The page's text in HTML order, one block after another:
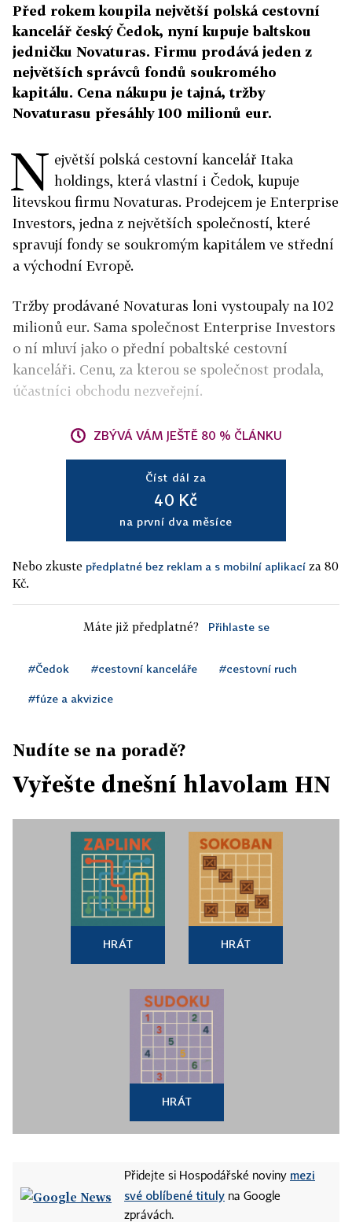
Před rokem koupila největší polská cestovní
kancelář český Čedok, nyní kupuje baltskou
jedničku Novaturas. Firmu prodává jeden z
největších správců fondů soukromého
kapitálu. Cena nákupu je tajná, tržby
Novaturasu přesáhly 100 milionů eur.
N ejvětší polská cestovní kancelář Itaka
holdings, která vlastní i Čedok, kupuje
litevskou firmu Novaturas. Prodejcem je Enterprise
Investors, jedna z největších společností, které
spravují fondy se soukromým kapitálem ve střední
a východní Evropě.
Tržby prodávané Novaturas loni vystoupaly na 102
milionů eur. Sama společnost Enterprise Investors
o ní mluví jako o přední pobaltské cestovní
kanceláři. Cenu, za kterou se společnost prodala,
účastníci obchodu nezveřejní.
ZBÝVÁ VÁM JEŠTĚ 80 % ČLÁNKU
Číst dál za
40 Kč
na první dva měsíce
Nebo zkuste předplatné bez reklam a s mobilní aplikací za 80
Kč.
Máte již předplatné? Přihlaste se
#Čedok #cestovní kanceláře #cestovní ruch
#fúze a akvizice
Nudíte se na poradě?
Vyřešte dnešní hlavolam HN
HRÁT HRÁT
HRÁT
Přidejte si Hospodářské noviny mezi
své oblíbené tituly na Google
zprávách.